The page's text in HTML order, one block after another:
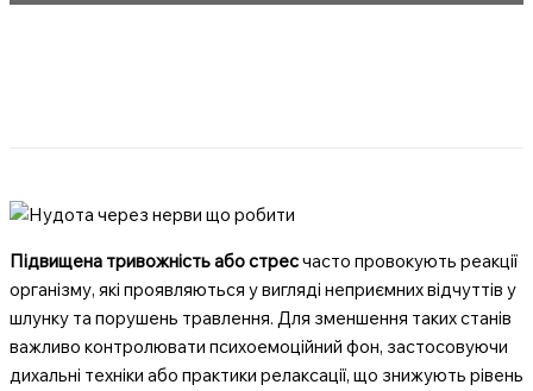
Підвищена тривожність або стресчасто провокують реакції
організму, які проявляються у вигляді неприємних відчуттів у
шлунку та порушень травлення. Для зменшення таких станів
важливо контролювати психоемоційний фон, застосовуючи
дихальні техніки або практики релаксації, що знижують рівень